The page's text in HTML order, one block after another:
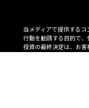
当メディアで提供する
行動を勧誘する目的で
投資の最終決定は、お